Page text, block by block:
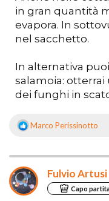
in gran quantità
evapora. In
nel sacchetto.
In alternativa
salamoia:
dei funghi in
R
i
o
n
Marco Perissinotto
Fulvio Artusi
Capo